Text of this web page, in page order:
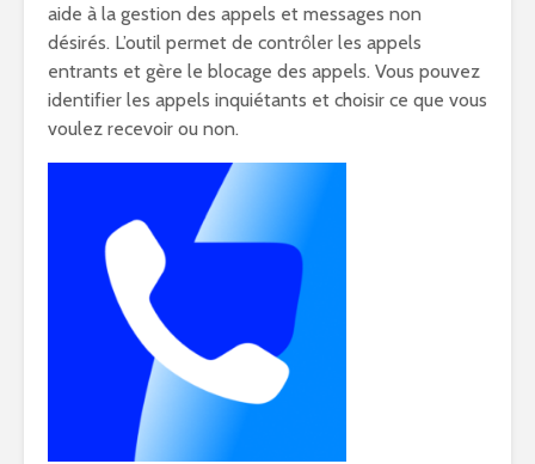
aide à la gestion des appels et messages non
désirés. L’outil permet de contrôler les appels
entrants et gère le blocage des appels. Vous pouvez
identifier les appels inquiétants et choisir ce que vous
voulez recevoir ou non.